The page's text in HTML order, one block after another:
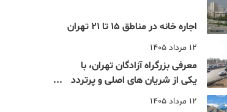
اجاره خانه در مناطق 15 تا 21 تهران
12 مرداد 1405
معرفی بزرگراه آزادگان تهران، با
یکی از شریان های اصلی و پرتردد
جنوب پایتخت آشنا شوید
12 مرداد 1405